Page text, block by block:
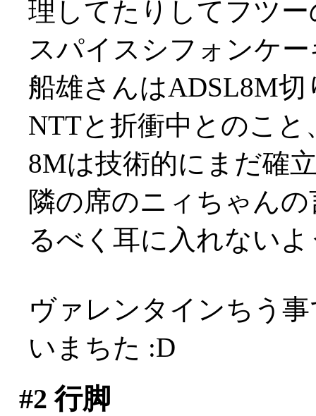
理してたりしてフツ
スパイスシフォンケ
船雄さんはADSL8M
NTTと折衝中とのこと
8Mは技術的にまだ確
隣の席のニィちゃん
るべく耳に入れない
ヴァレンタインちう
いまちた :D
#2 行脚